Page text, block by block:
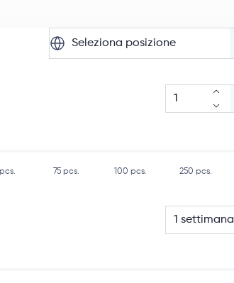
Seleziona posizione
pcs. 75 pcs. 100 pcs. 250 pcs.
1 settimana